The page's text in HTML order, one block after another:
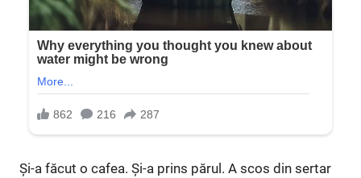
Și-a făcut o cafea. Și-a prins părul. A scos din sertar